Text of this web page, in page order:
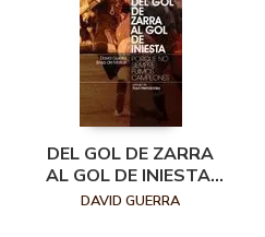
DEL GOL DE ZARRA
AL GOL DE INIESTA:
PORQUE NO SIEMPRE
DAVID GUERRA